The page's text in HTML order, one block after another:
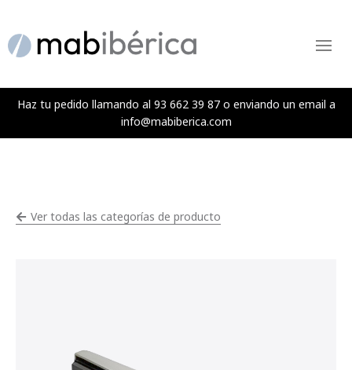
Haz tu pedido llamando al 93 662 39 87 o enviando un email a
info@mabiberica.com
Ver todas las categorías de producto